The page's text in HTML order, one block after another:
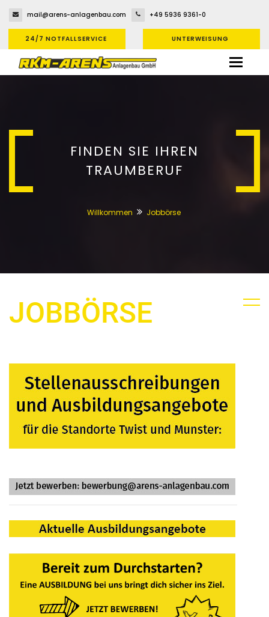
mail@arens-anlagenbau.com +49 5936 9361-0
24/7 NOTFALLSERVICE UNTERWEISUNG
FINDEN SIE IHREN
TRAUMBERUF
Willkommen Jobbörse
JOBBÖRSE